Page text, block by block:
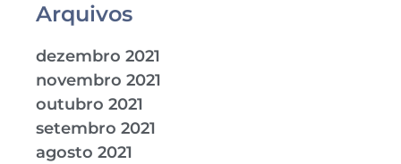
Arquivos
dezembro 2021
novembro 2021
outubro 2021
setembro 2021
agosto 2021